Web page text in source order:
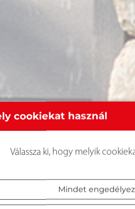
cookiekat használ
Válassza ki, hogy melyik
Mindet